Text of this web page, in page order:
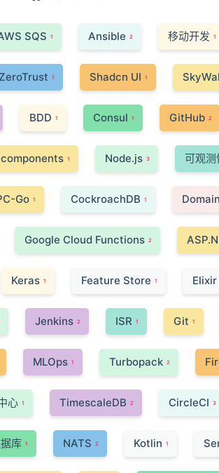
SQS 1 Ansible 2 移动开发 1
ZeroTrust 1 Shadcn UI 1
BDD 1 Consul 1 GitHub 2
1 Node.js 3 可观测
Go 1 CockroachDB 1
Google Cloud Functions 2
Keras 1 Feature Store 1 Elixir
Jenkins 2 ISR 1 Git 1
MLOps 1 Turbopack 2
心 1 TimescaleDB 2 CircleCI 3
库 1 NATS 2 Kotlin 1